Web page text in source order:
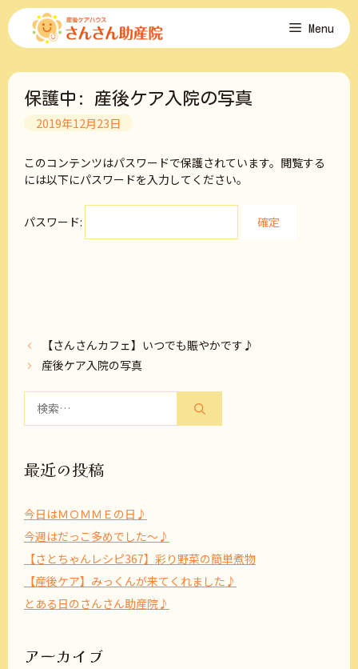
コ
ン
ツ
Menu
保護中: 産後ケア入院の写真
2019年12月23日
このコンテンツはパスワードで保護されています。閲覧する
には以下にパスワードを入力してください。
パスワード:
【さんさんカフェ】いつでも賑やかです♪
産後ケア入院の写真
最近の投稿
今日はＭＯＭＭＥの日♪
今週はだっこ多めでした～♪
【さとちゃんレシピ367】彩り野菜の簡単煮物
【産後ケア】みっくんが来てくれました♪
とある日のさんさん助産院♪
アーカイブ